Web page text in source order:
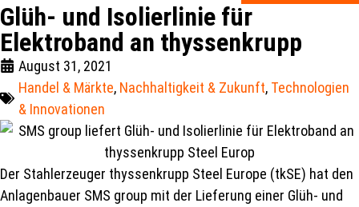
Glüh- und Isolierlinie für
Elektroband an thyssenkrupp
August 31, 2021
Handel & Märkte, Nachhaltigkeit & Zukunft, Technologien
& Innovationen
Der Stahlerzeuger thyssenkrupp Steel Europe (tkSE) hat den
Anlagenbauer SMS group mit der Lieferung einer Glüh- und